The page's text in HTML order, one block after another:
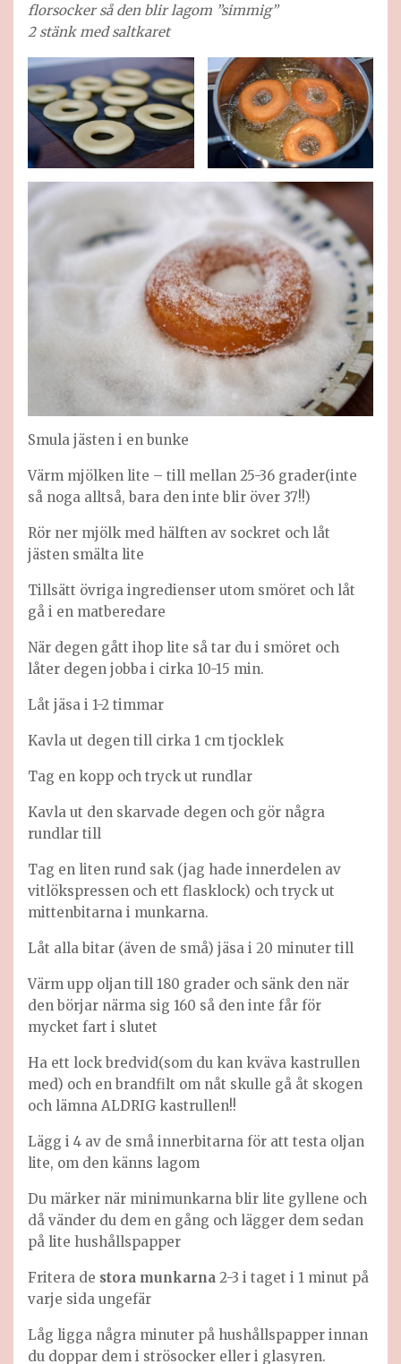
florsocker så den blir lagom ”simmig”
2 stänk med saltkaret
Smula jästen i en bunke
Värm mjölken lite – till mellan 25-36 grader(inte
så noga alltså, bara den inte blir över 37!!)
Rör ner mjölk med hälften av sockret och låt
jästen smälta lite
Tillsätt övriga ingredienser utom smöret och låt
gå i en matberedare
När degen gått ihop lite så tar du i smöret och
låter degen jobba i cirka 10-15 min.
Låt jäsa i 1-2 timmar
Kavla ut degen till cirka 1 cm tjocklek
Tag en kopp och tryck ut rundlar
Kavla ut den skarvade degen och gör några
rundlar till
Tag en liten rund sak (jag hade innerdelen av
vitlökspressen och ett flasklock) och tryck ut
mittenbitarna i munkarna.
Låt alla bitar (även de små) jäsa i 20 minuter till
Värm upp oljan till 180 grader och sänk den när
den börjar närma sig 160 så den inte får för
mycket fart i slutet
Ha ett lock bredvid(som du kan kväva kastrullen
med) och en brandfilt om nåt skulle gå åt skogen
och lämna ALDRIG kastrullen!!
Lägg i 4 av de små innerbitarna för att testa oljan
lite, om den känns lagom
Du märker när minimunkarna blir lite gyllene och
då vänder du dem en gång och lägger dem sedan
på lite hushållspapper
Fritera de stora munkarna 2-3 i taget i 1 minut på
varje sida ungefär
Låg ligga några minuter på hushållspapper innan
du doppar dem i strösocker eller i glasyren.